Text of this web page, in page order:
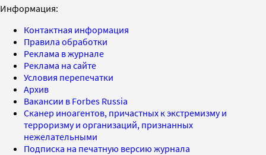
Информация:
Контактная информация
Правила обработки
Реклама в журнале
Реклама на сайте
Условия перепечатки
Архив
Вакансии в Forbes Russia
Сканер иноагентов, причастных к экстремизму и
терроризму и организаций, признанных
нежелательными
Подписка на печатную версию журнала